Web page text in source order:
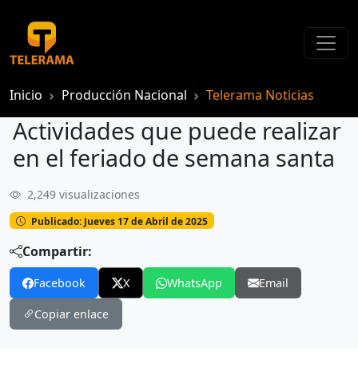
Inicio Producción Nacional Telerama Noticias
Actividades que puede realizar
en el feriado de semana santa
2,249 visualizaciones
Publicado: Jueves 17 de Abril de 2025
Compartir:
Facebook X WhatsApp Email
Copiar enlace